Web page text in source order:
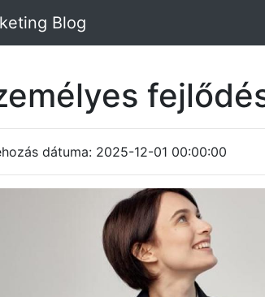
Blog
dátuma: 2025-12-01 00:00:00